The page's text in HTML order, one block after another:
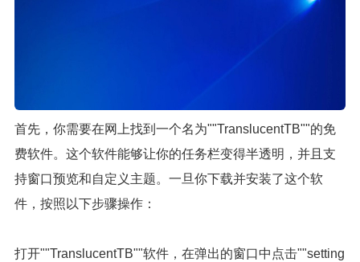
首先，你需要在网上找到一个名为""TranslucentTB""的免
费软件。这个软件能够让你的任务栏变得半透明，并且支
持窗口预览和自定义主题。一旦你下载并安装了这个软
件，按照以下步骤操作：
打开""TranslucentTB""软件，在弹出的窗口中点击""setting